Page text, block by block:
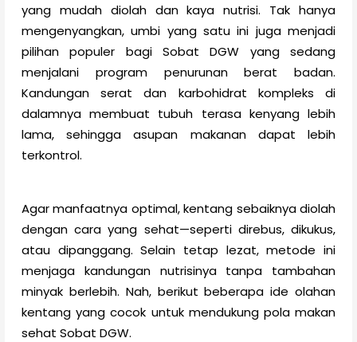
yang mudah diolah dan kaya nutrisi. Tak hanya
mengenyangkan, umbi yang satu ini juga menjadi
pilihan populer bagi Sobat DGW yang sedang
menjalani program penurunan berat badan.
Kandungan serat dan karbohidrat kompleks di
dalamnya membuat tubuh terasa kenyang lebih
lama, sehingga asupan makanan dapat lebih
terkontrol.
Agar manfaatnya optimal, kentang sebaiknya diolah
dengan cara yang sehat—seperti direbus, dikukus,
atau dipanggang. Selain tetap lezat, metode ini
menjaga kandungan nutrisinya tanpa tambahan
minyak berlebih. Nah, berikut beberapa ide olahan
kentang yang cocok untuk mendukung pola makan
sehat Sobat DGW.